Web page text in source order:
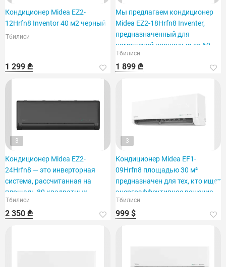
Кондиционер Midea EZ2-
12Hrfn8 Inventor 40 м2 черный
Тбилиси
1 299 ₾
Мы предлагаем кондиционер
Midea EZ2-18Hrfn8 Inventer,
предназначенный для
помещений площадью до 60
м².
Тбилиси
1 899 ₾
3
Кондиционер Midea EZ2-
24Hrfn8 — это инверторная
система, рассчитанная на
площадь 80 квадратных
метров.
Тбилиси
2 350 ₾
3
Кондиционер Midea EF1-
09Hrfn8 площадью 30 м²
предназначен для тех, кто ищет
энергоэффективное решение.
Тбилиси
999 $